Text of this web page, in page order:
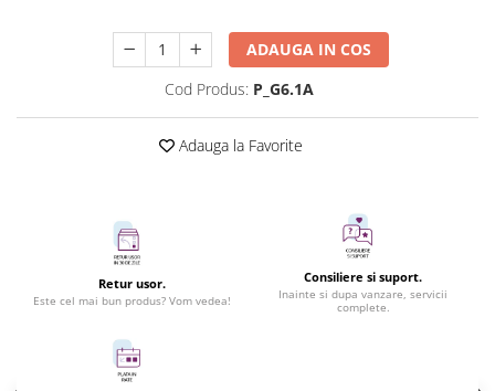
ADAUGA IN COS
Cod Produs: P_G6.1A
Adauga la Favorite
Retur usor.
Este cel mai bun produs? Vom vedea!
Consiliere si suport.
Inainte si dupa vanzare, servicii
complete.